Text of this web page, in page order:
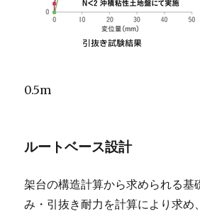
0.5m
ルートベース設計
架台の構造計算から求められる基
み・引抜き耐力を計算により求め